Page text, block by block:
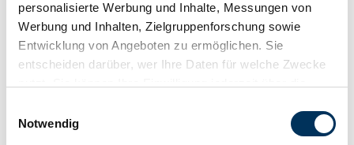
personalisierte Werbung und Inhalte, Messungen von
Werbung und Inhalten, Zielgruppenforschung sowie
Entwicklung von Angeboten zu ermöglichen. Sie
entscheiden darüber, wer Ihre Daten für welche Zwecke
Trigger Symbol ändern oder widerrufen
Notwendig